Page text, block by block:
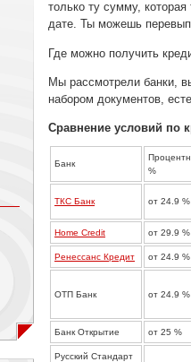
только ту сумму,
дате. Ты можешь
Где можно получить
Мы рассмотрели банки,
набором документов,
Сравнение условий по
Банк
%
ТКС Банк от 24.9 %
Home Credit от 29.9 %
Ренессанс Кредит от 24.9 %
ОТП Банк от 24.9 %
Банк Открытие от 25 %
Русский Стандарт